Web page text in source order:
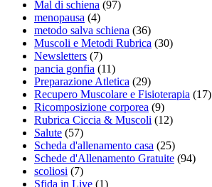
Mal di schiena (97)
menopausa (4)
metodo salva schiena (36)
Muscoli e Metodi Rubrica (30)
Newsletters (7)
pancia gonfia (11)
Preparazione Atletica (29)
Recupero Muscolare e Fisioterapia (17)
Ricomposizione corporea (9)
Rubrica Ciccia & Muscoli (12)
Salute (57)
Scheda d'allenamento casa (25)
Schede d'Allenamento Gratuite (94)
scoliosi (7)
Sfida in Live (1)